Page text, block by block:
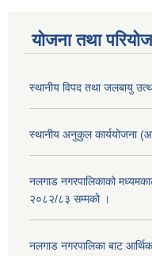
योजना तथा
स्थानीय विपद तथा जलबायु
स्थानीय अनुकुल कार्ययोजना
नलगाड नगरपालिकाको
२०८२/८३ सम्मको ।
नलगाड नगरपालिका बाट